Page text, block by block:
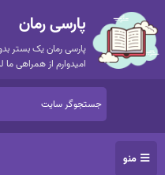
پارسی رمان
پارسی رمان یک بستر
امیدوارم از همراهی ما
منو